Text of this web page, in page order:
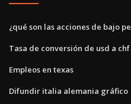
¿qué son las acciones de bajo pe_
Tasa de conversión de usd a chf
Empleos en texas
Difundir italia alemania gráfico